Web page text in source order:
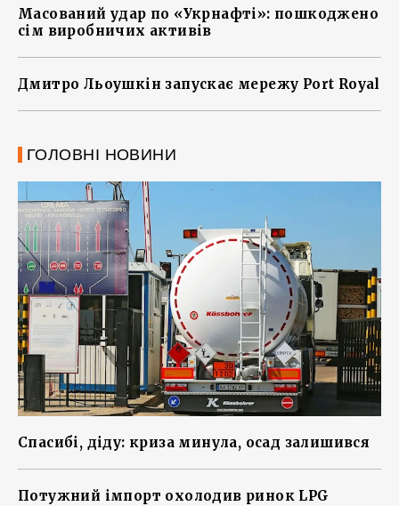
Масований удар по «Укрнафті»: пошкоджено
сім виробничих активів
Дмитро Льоушкін запускає мережу Port Royal
ГОЛОВНІ НОВИНИ
Спасибі, діду: криза минула, осад залишився
Потужний імпорт охолодив ринок LPG